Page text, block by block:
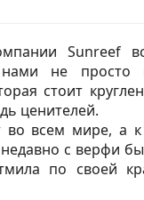
Sunreef
не просто
стоит
ценителей.
во всем мире, а
с верфи
по своей